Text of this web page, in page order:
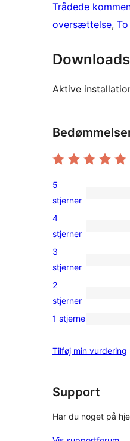
Trådede
oversættelse,
Aktive
18
5-
stjernet
5
stjerner
0
4-
stjernet
4
stjerner
0
3-
stjernet
3
stjerner
0
2-
anmeldelser
2
stjerner
0
stjernet
1 stjerne
Tilføj min vurdering
Support
Har du noget på